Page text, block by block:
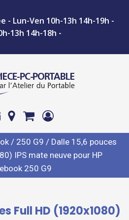
Lun-Ven 10h-13h 14h-19h -
13h 14h-18h -
/ 250 G9 / Dalle 15,6 pouces
IPS mate neuve pour HP
250 G9
Full HD (1920x1080)